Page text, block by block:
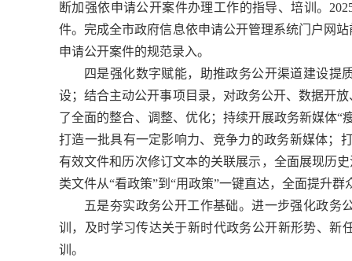
断加强依申请公开案件办理工作的指导、培训。
件。完成全市政府信息依申请公开管理系统门户网
申请公开案件的规范录入。
四是强化数字赋能，助推政务公开渠道建设提
设；结合主动公开事项目录，对政务公开、数据开
了全面的整合、调整、优化；持续开展政务新媒体
打造一批具有一定影响力、竞争力的政务新媒体；
有效文件和历次修订文本的关联展示，全面展现历
类文件从“看政策”到“用政策”一键直达，全面提升
五是夯实政务公开工作基础。进一步强化政务
训，及时学习传达关于新时代政务公开新形势、新
训。